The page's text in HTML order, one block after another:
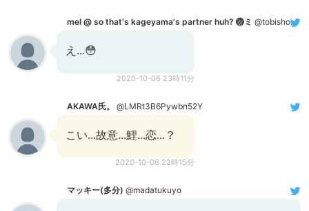
mel @ so that's kageyama's partner huh? 🏐ミ @tobishouist
え...😳
2020-10-06 23時11分
AKAWA氏。 @LMRt3B6Pywbn52Y
こい...故意...鯉...恋...？
2020-10-06 22時15分
マッキー(多分) @madatukuyo